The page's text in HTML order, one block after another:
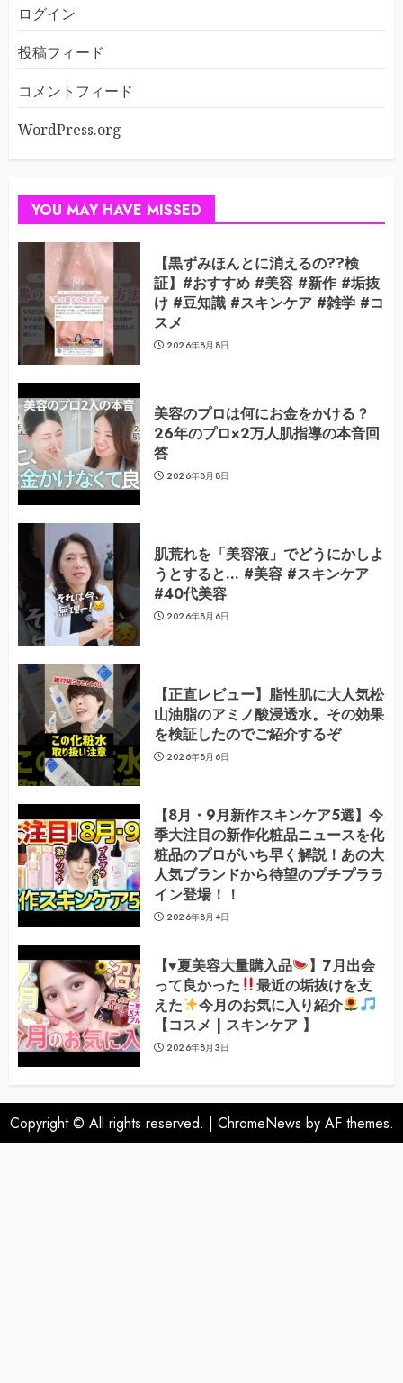
ログイン
投稿フィード
コメントフィード
WordPress.org
YOU MAY HAVE MISSED
【黒ずみほんとに消えるの??検
証】#おすすめ #美容 #新作 #垢抜
け #豆知識 #スキンケア #雑学 #コ
スメ
2026年8月8日
美容のプロは何にお金をかける？
26年のプロ×2万人肌指導の本音回
答
2026年8月8日
肌荒れを「美容液」でどうにかしよ
うとすると… #美容 #スキンケア
#40代美容
2026年8月6日
【正直レビュー】脂性肌に大人気松
山油脂のアミノ酸浸透水。その効果
を検証したのでご紹介するぞ
2026年8月6日
【8月・9月新作スキンケア5選】今
季大注目の新作化粧品ニュースを化
粧品のプロがいち早く解説！あの大
人気ブランドから待望のプチプララ
イン登場！！
2026年8月4日
【♥️夏美容大量購入品
】7月出会
って良かった
最近の垢抜けを支
えた
今月のお気に入り紹介
【コスメ | スキンケア 】
2026年8月3日
Copyright © All rights reserved. | ChromeNews by AF themes.